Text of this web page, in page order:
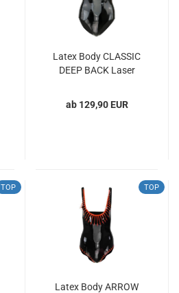
Latex Body CLASSIC
DEEP BACK Laser
ab 129,90 EUR
TOP TOP
Latex Body ARROW